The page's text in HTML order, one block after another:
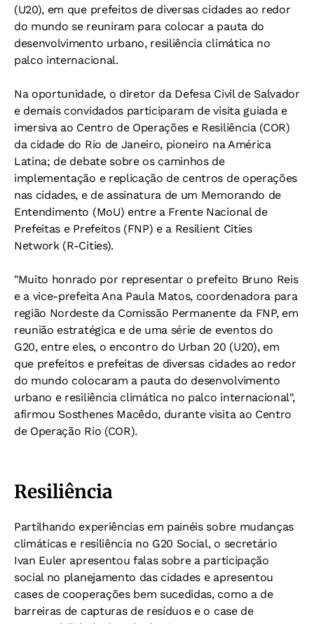
(U20), em que prefeitos de diversas cidades ao redor
do mundo se reuniram para colocar a pauta do
desenvolvimento urbano, resiliência climática no
palco internacional.
Na oportunidade, o diretor da Defesa Civil de Salvador
e demais convidados participaram de visita guiada e
imersiva ao Centro de Operações e Resiliência (COR)
da cidade do Rio de Janeiro, pioneiro na América
Latina; de debate sobre os caminhos de
implementação e replicação de centros de operações
nas cidades, e de assinatura de um Memorando de
Entendimento (MoU) entre a Frente Nacional de
Prefeitas e Prefeitos (FNP) e a Resilient Cities
Network (R-Cities).
"Muito honrado por representar o prefeito Bruno Reis
e a vice-prefeita Ana Paula Matos, coordenadora para
região Nordeste da Comissão Permanente da FNP, em
reunião estratégica e de uma série de eventos do
G20, entre eles, o encontro do Urban 20 (U20), em
que prefeitos e prefeitas de diversas cidades ao redor
do mundo colocaram a pauta do desenvolvimento
urbano e resiliência climática no palco internacional",
afirmou Sosthenes Macêdo, durante visita ao Centro
de Operação Rio (COR).
Resiliência
Partilhando experiências em painéis sobre mudanças
climáticas e resiliência no G20 Social, o secretário
Ivan Euler apresentou falas sobre a participação
social no planejamento das cidades e apresentou
cases de cooperações bem sucedidas, como a de
barreiras de capturas de resíduos e o case de